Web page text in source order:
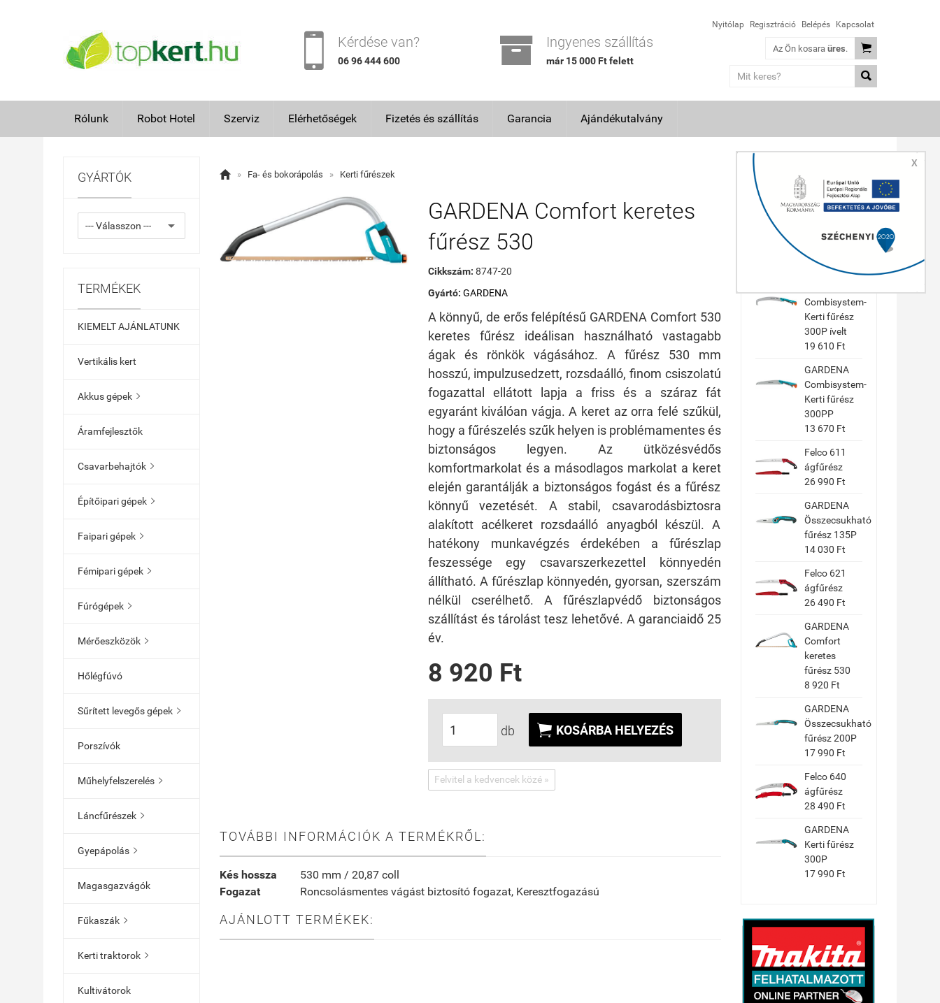
 Kérdése van?
06 96 444 600  Ingyenes szállítás
már 15 000 Ft felett
Nyitólap Regisztráció Belépés Kapcsolat
Az Ön kosara üres.


Rólunk Robot Hotel Szerviz Elérhetőségek Fizetés és szállítás Garancia Ajándékutalvány
GYÁRTÓK
TERMÉKEK
KIEMELT AJÁNLATUNK
Vertikális kert
Akkus gépek 
Áramfejlesztők
Csavarbehajtók 
Építőipari gépek 
Faipari gépek 
Fémipari gépek 
Fúrógépek 
Mérőeszközök 
Hőlégfúvó
Sűrített levegős gépek 
Porszívók
Műhelyfelszerelés 
Láncfűrészek 
Gyepápolás 
Magasgazvágók
Fűkaszák 
Kerti traktorok 
Kultivátorok
 » Fa- és bokorápolás » Kerti fűrészek
GARDENA Comfort keretes
fűrész 530
Cikkszám: 8747-20
Gyártó: GARDENA
A könnyű, de erős felépítésű GARDENA Comfort 530
keretes fűrész ideálisan használható vastagabb
ágak és rönkök vágásához. A fűrész 530 mm
hosszú, impulzusedzett, rozsdaálló, finom csiszolatú
fogazattal ellátott lapja a friss és a száraz fát
egyaránt kiválóan vágja. A keret az orra felé szűkül,
hogy a fűrészelés szűk helyen is problémamentes és
biztonságos legyen. Az ütközésvédős
komfortmarkolat és a másodlagos markolat a keret
elején garantálják a biztonságos fogást és a fűrész
könnyű vezetését. A stabil, csavarodásbiztosra
alakított acélkeret rozsdaálló anyagból készül. A
hatékony munkavégzés érdekében a fűrészlap
feszessége egy csavarszerkezettel könnyedén
állítható. A fűrészlap könnyedén, gyorsan, szerszám
nélkül cserélhető. A fűrészlapvédő biztonságos
szállítást és tárolást tesz lehetővé. A garanciaidő 25
év.
8 920 Ft
db  KOSÁRBA HELYEZÉS
Felvitel a kedvencek közé »
TOVÁBBI INFORMÁCIÓK A TERMÉKRŐL:
Kés hossza
530 mm / 20,87 coll
Fogazat
Roncsolásmentes vágást biztosító fogazat, Keresztfogazású
AJÁNLOTT TERMÉKEK:
TOP TERMÉKEK
becsukható
13 990 Ft
Combisystem-
Kerti fűrész
300P ívelt
19 610 Ft
GARDENA
Combisystem-
Kerti fűrész
300PP
13 670 Ft
Felco 611
ágfűrész
26 990 Ft
GARDENA
Összecsukható
fűrész 135P
14 030 Ft
Felco 621
ágfűrész
26 490 Ft
GARDENA
Comfort
keretes
fűrész 530
8 920 Ft
GARDENA
Összecsukható
fűrész 200P
17 990 Ft
Felco 640
ágfűrész
28 490 Ft
GARDENA
Kerti fűrész
300P
17 990 Ft
X